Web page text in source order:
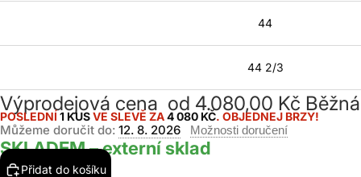
44
44 2/3
Výprodejová cena od 4.080,00 Kč
POSLEDNÍ 1 KUSVE SLEVĚ ZA4 080 KČ. OBJEDNEJ BRZY!
Můžeme doručit do: 12. 8. 2026 Možnosti doručení
SKLADEM – externí sklad
Přidat do košíku